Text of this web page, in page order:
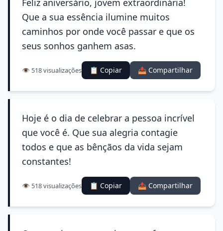
Feliz aniversário, jovem extraordinária!
Que a sua essência ilumine muitos
caminhos por onde você passar e que os
seus sonhos ganhem asas.
👁️ 518 visualizações 📋 Copiar 📤 Compartilhar
Hoje é o dia de celebrar a pessoa incrível
que você é. Que sua alegria contagie
todos e que as bênçãos da vida sejam
constantes!
👁️ 518 visualizações 📋 Copiar 📤 Compartilhar